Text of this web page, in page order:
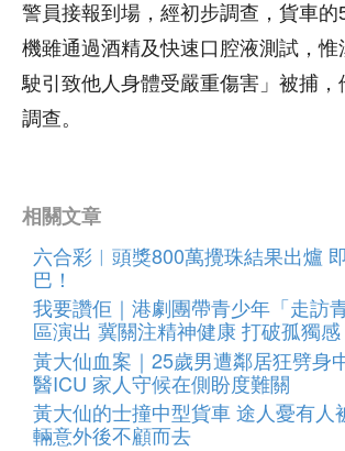
警員接報到場，經初步調查，貨車的
機雖通過酒精及快速口腔液測試，惟
駛引致他人身體受嚴重傷害」被捕，
調查。
相關文章
六合彩︱頭獎800萬攪珠結果出爐
巴！
我要讚佢｜港劇團帶青少年「走訪
區演出 冀關注精神健康 打破孤獨感
黃大仙血案｜25歲男遭鄰居狂劈身
醫ICU 家人守候在側盼度難關
黃大仙的士撞中型貨車 途人憂有人
輛意外後不顧而去